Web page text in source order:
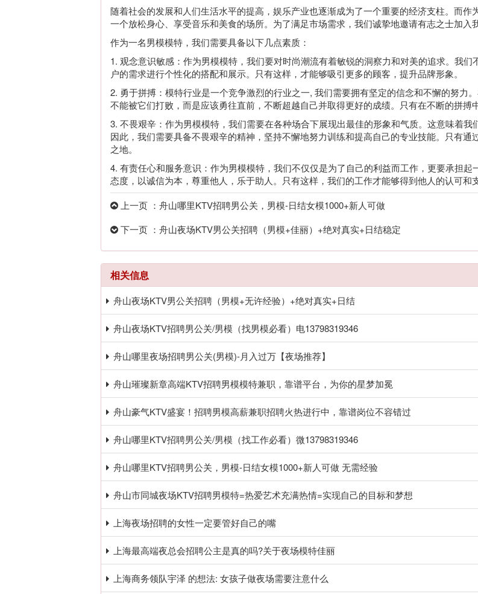
随着社会的发展和人们生活水平的提高，娱乐产业也逐渐成为了一个重要的经济支柱。而
一个放松身心、享受音乐和美食的场所。为了满足市场需求，我们诚挚地邀请有志之士加入
作为一名男模模特，我们需要具备以下几点素质：
1. 观念意识敏感：作为男模模特，我们要对时尚潮流有着敏锐的洞察力和对美的追求。我
户的需求进行个性化的搭配和展示。只有这样，才能够吸引更多的顾客，提升品牌形象。
2. 勇于拼搏：模特行业是一个竞争激烈的行业之一, 我们需要拥有坚定的信念和不懈的努力
不能被它们打败，而是应该勇往直前，不断超越自己并取得更好的成绩。只有在不断的拼搏
3. 不畏艰辛：作为男模模特，我们需要在各种场合下展现出最佳的形象和气质。这意味着我
因此，我们需要具备不畏艰辛的精神，坚持不懈地努力训练和提高自己的专业技能。只有
之地。
4. 有责任心和服务意识：作为男模模特，我们不仅仅是为了自己的利益而工作，更要承担
态度，以诚信为本，尊重他人，乐于助人。只有这样，我们的工作才能够得到他人的认可和支
上一页 ：舟山哪里KTV招聘男公关，男模-日结女模1000+新人可做
下一页 ：舟山夜场KTV男公关招聘（男模+佳丽）+绝对真实+日结稳定
相关信息
舟山夜场KTV男公关招聘（男模+无许经验）+绝对真实+日结
舟山夜场KTV招聘男公关/男模（找男模必看）电13798319346
舟山哪里夜场招聘男公关(男模)-月入过万【夜场推荐】
舟山璀璨新章高端KTV招聘男模模特兼职，靠谱平台，为你的星梦加冕
舟山豪气KTV盛宴！招聘男模高薪兼职招聘火热进行中，靠谱岗位不容错过
舟山哪里KTV招聘男公关/男模（找工作必看）微13798319346
舟山哪里KTV招聘男公关，男模-日结女模1000+新人可做 无需经验
舟山市同城夜场KTV招聘男模特=热爱艺术充满热情=实现自己的目标和梦想
上海夜场招聘的女性一定要管好自己的嘴
上海最高端夜总会招聘公主是真的吗?关于夜场模特佳丽
上海商务领队宇泽 的想法: 女孩子做夜场需要注意什么